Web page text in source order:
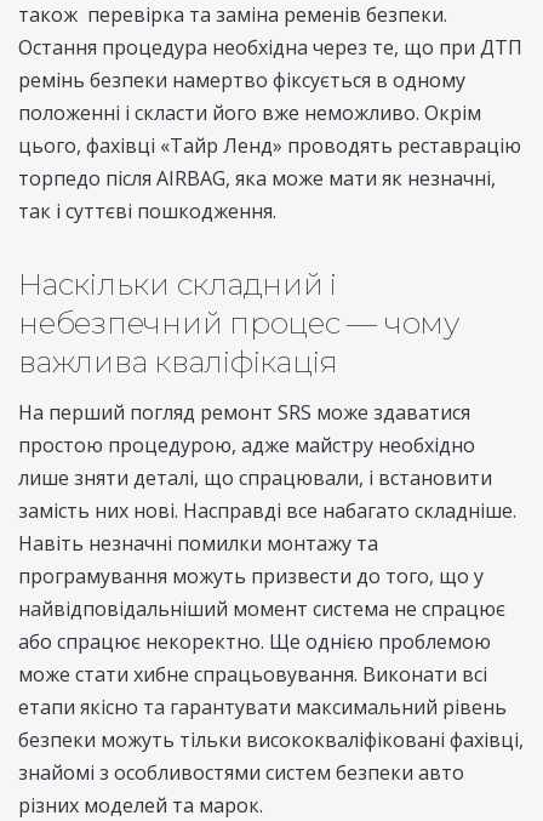
також перевірка та заміна ременів безпеки.
Остання процедура необхідна через те, що при ДТП
ремінь безпеки намертво фіксується в одному
положенні і скласти його вже неможливо. Окрім
цього, фахівці «Тайр Ленд» проводять реставрацію
торпедо після AIRBAG, яка може мати як незначні,
так і суттєві пошкодження.
Наскільки складний і
небезпечний процес — чому
важлива кваліфікація
На перший погляд ремонт SRS може здаватися
простою процедурою, адже майстру необхідно
лише зняти деталі, що спрацювали, і встановити
замість них нові. Насправді все набагато складніше.
Навіть незначні помилки монтажу та
програмування можуть призвести до того, що у
найвідповідальніший момент система не спрацює
або спрацює некоректно. Ще однією проблемою
може стати хибне спрацьовування. Виконати всі
етапи якісно та гарантувати максимальний рівень
безпеки можуть тільки висококваліфіковані фахівці,
знайомі з особливостями систем безпеки авто
різних моделей та марок.